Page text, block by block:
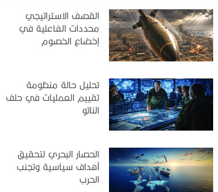
القصف الاستراتيجي
محددات الفاعلية في
إخضاع الخصوم
تحليل حالة منظومة
تقييم العمليات في حلف
الناتو
الحصار البحري لتحقيق
أهداف سياسية وتجنب
الحرب